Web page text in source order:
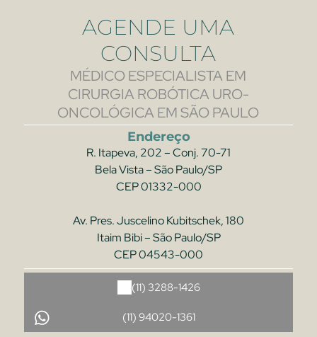
AGENDE UMA
CONSULTA
MÉDICO ESPECIALISTA EM
CIRURGIA ROBÓTICA URO-
ONCOLÓGICA EM SÃO PAULO
Endereço
R. Itapeva, 202 – Conj. 70-71
Bela Vista – São Paulo/SP
CEP 01332-000
Av. Pres. Juscelino Kubitschek, 180
Itaim Bibi – São Paulo/SP
CEP 04543-000
(11) 3288-1426
(11) 94020-1361